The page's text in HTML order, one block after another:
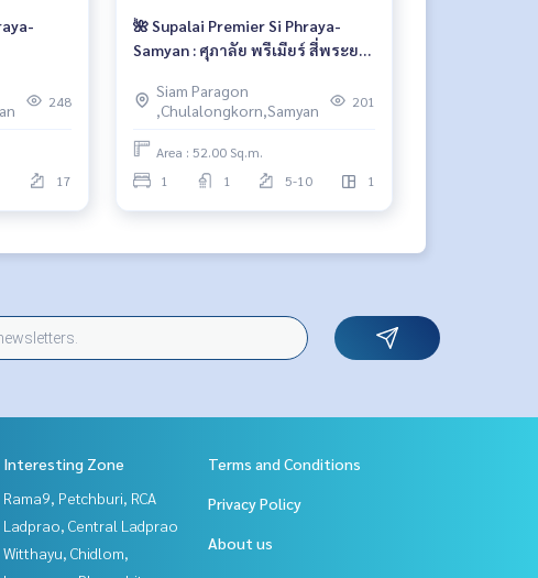
248
17
🌺 Supalai Premier Si Phraya-
Samyan : ศุภาลัย พรีเมียร์ สี่พระยา-
Siam Paragon
,Chulalongkorn,Samyan
201
Area : 52.00 Sq.m.
1
1 5-10 1
Interesting Zone
Rama9, Petchburi, RCA
Ladprao, Central Ladprao
Witthayu, Chidlom,
Terms and Conditions
Privacy Policy
About us